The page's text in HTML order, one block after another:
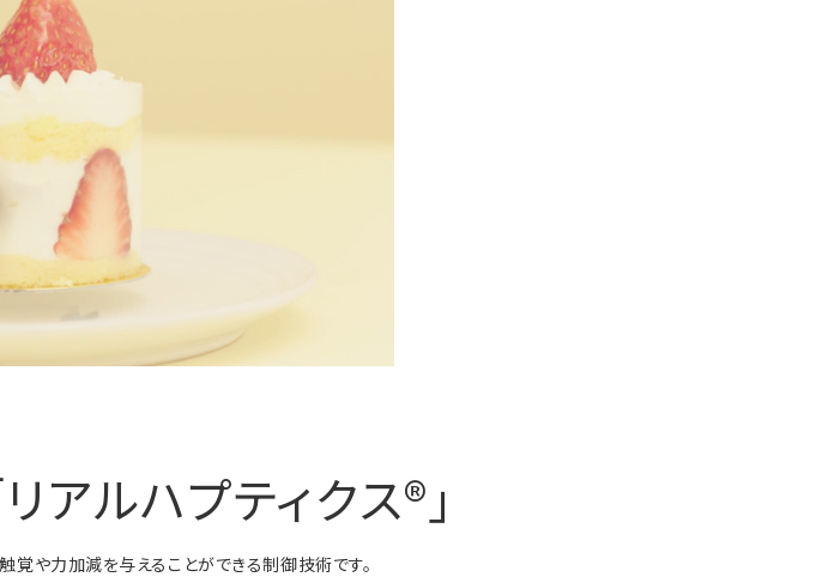
リアルハプティクス®︎」
覚や力加減を与えることができる制御技術です。